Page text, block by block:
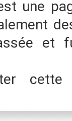
une
et